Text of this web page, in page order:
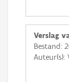
Basis
Verslag
Bestand:
Auteur(s):